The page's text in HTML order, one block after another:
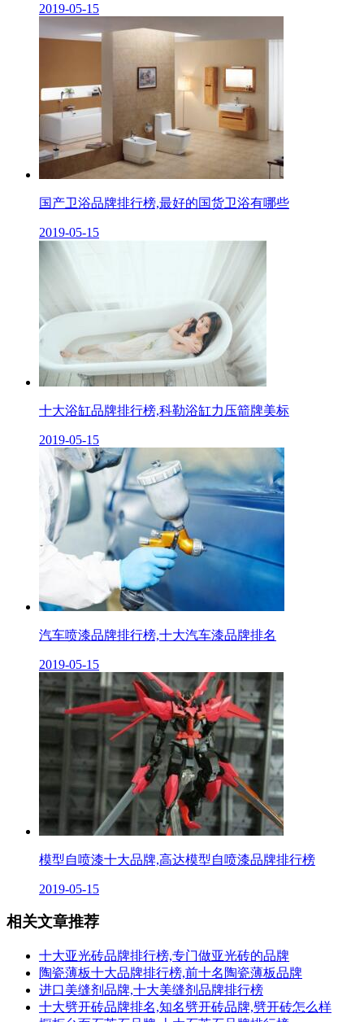
2019-05-15
国产卫浴品牌排行榜,最好的国货卫浴有哪些
2019-05-15
十大浴缸品牌排行榜,科勒浴缸力压箭牌美标
2019-05-15
汽车喷漆品牌排行榜,十大汽车漆品牌排名
2019-05-15
模型自喷漆十大品牌,高达模型自喷漆品牌排行榜
2019-05-15
相关文章推荐
十大亚光砖品牌排行榜,专门做亚光砖的品牌
陶瓷薄板十大品牌排行榜,前十名陶瓷薄板品牌
进口美缝剂品牌,十大美缝剂品牌排行榜
十大劈开砖品牌排名,知名劈开砖品牌,劈开砖怎么样